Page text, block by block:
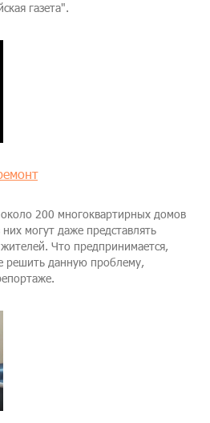
газета".
200 многоквартирных домов
могут даже представлять
Что предпринимается,
решить данную проблему,